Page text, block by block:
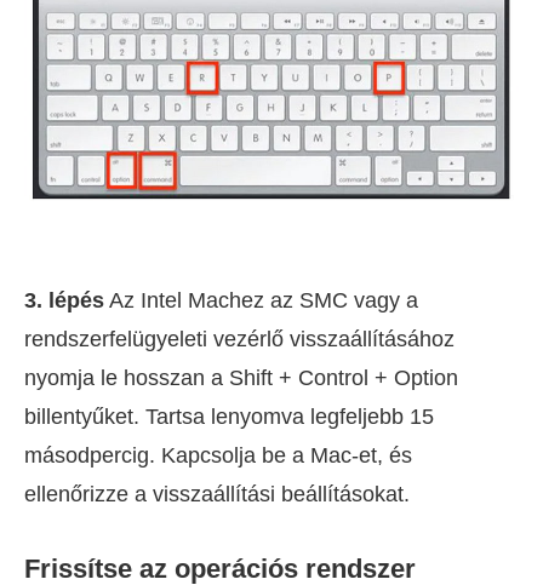
3. lépés Az Intel Machez az SMC vagy a
rendszerfelügyeleti vezérlő visszaállításához
nyomja le hosszan a Shift + Control + Option
billentyűket. Tartsa lenyomva legfeljebb 15
másodpercig. Kapcsolja be a Mac-et, és
ellenőrizze a visszaállítási beállításokat.
Frissítse az operációs rendszer